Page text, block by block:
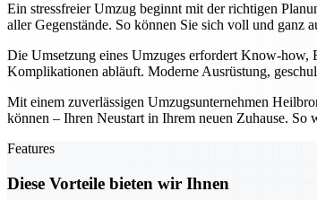
Ein stressfreier Umzug beginnt mit der richtigen
aller Gegenstände. So können Sie sich voll und ganz
Die Umsetzung eines Umzuges erfordert Know-how,
Komplikationen abläuft. Moderne Ausrüstung,
Mit einem zuverlässigen Umzugsunternehmen
können – Ihren Neustart in Ihrem neuen Zuhause.
Features
Diese Vorteile bieten wir Ihnen